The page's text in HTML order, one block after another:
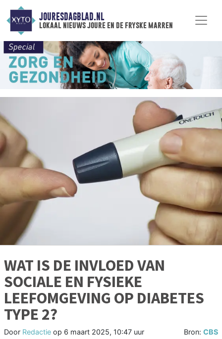
JOURESDAGBLAD.NL
lokaal nieuws joure en de fryske marren
WAT IS DE INVLOED VAN
SOCIALE EN FYSIEKE
LEEFOMGEVING OP DIABETES
TYPE 2?
Door Redactie op 6 maart 2025, 10:47 uur Bron: CBS